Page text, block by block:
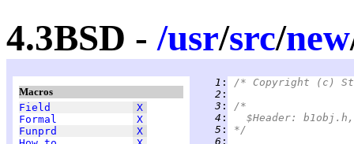
4.3BSD -/usr/src/new
Macros
Field
X
Formal
X
Funprd
X
   1
:
/* Copyright (c)
   2
:
   3
:
/*
   4
:
$Header:
   5
:
*/
   6
: